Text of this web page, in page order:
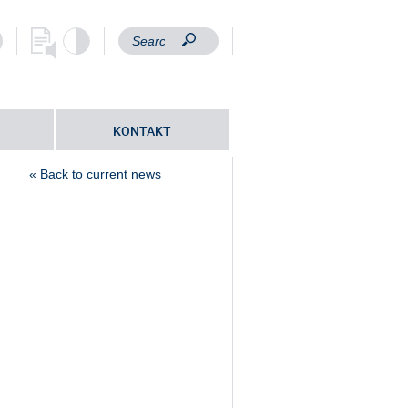
KONTAKT
« Back to current news